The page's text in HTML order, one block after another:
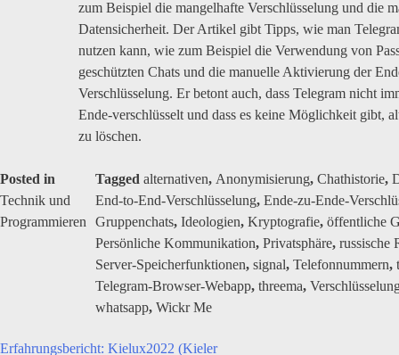
zum Beispiel die mangelhafte Verschlüsselung und die
Datensicherheit. Der Artikel gibt Tipps, wie man
nutzen kann, wie zum Beispiel die Verwendung von
geschützten Chats und die manuelle Aktivierung der
Verschlüsselung. Er betont auch, dass Telegram nicht
Ende-verschlüsselt und dass es keine Möglichkeit gibt,
zu löschen.
Posted in
Technik und
Programmieren
Tagged alternativen, Anonymisierung, Chathistorie,
End-to-End-Verschlüsselung, Ende-zu-Ende-
Gruppenchats, Ideologien, Kryptografie, öffentliche
Persönliche Kommunikation, Privatsphäre, russische
Server-Speicherfunktionen, signal, Telefonnummern,
Telegram-Browser-Webapp, threema,
whatsapp, Wickr Me
Erfahrungsbericht: Kielux2022 (Kieler